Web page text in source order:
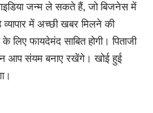
जन्म ले सकते हैं, जो बिजनेस में
में अच्छी खबर मिलने की
लिए फायदेमंद साबित होगी। पिताजी
आप संयम बनाए रखेंगे। खोई हुई